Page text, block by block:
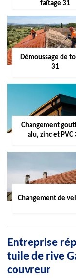
faîtage 31
Démoussage de
31
Changement
alu, zinc et PVC
Changement de
Entreprise
tuile de rive
couvreur